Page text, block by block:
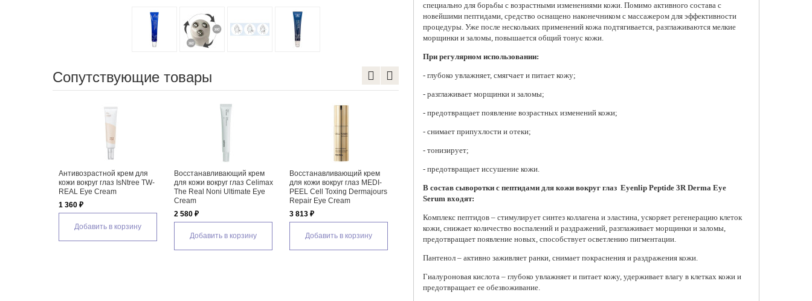
Сопутствующие товары
Антивозрастной крем для
кожи вокруг глаз IsNtree TW-
REAL Eye Cream
1 360 ₽
Добавить в корзину
Восстанавливающий крем
для кожи вокруг глаз Celimax
The Real Noni Ultimate Eye
Cream
2 580 ₽
Добавить в корзину
Восстанавливающий крем
для кожи вокруг глаз MEDI-
PEEL Cell Toxing Dermajours
Repair Eye Cream
3 813 ₽
Добавить в корзину
Антивозрастной крем для век
Medicube PDRN Pink Peptide
Eye Cream
1 720 ₽
Массажный подтягивающий
Cosmetics Cica Collagen Eye
Добавить в корзину
глаз с койевой кислотой
1 640 ₽
Добавить в корзину
специально для борьбы с возрастными изменениями кожи. Помимо активного состава с
новейшими пептидами, средство оснащено наконечником с массажером для эффективности
процедуры. Уже после нескольких применений кожа подтягивается, разглаживаются мелкие
морщинки и заломы, повышается общий тонус кожи.
При регулярном использовании:
- глубоко увлажняет, смягчает и питает кожу;
- разглаживает морщинки и заломы;
- предотвращает появление возрастных изменений кожи;
- снимает припухлости и отеки;
- тонизирует;
- предотвращает иссушение кожи.
В состав сыворотки с пептидами для кожи вокруг глаз Eyenlip Peptide 3R Derma Eye
Serum входят:
Комплекс пептидов – стимулирует синтез коллагена и эластина, ускоряет регенерацию клеток
кожи, снижает количество воспалений и раздражений, разглаживает морщинки и заломы,
предотвращает появление новых, способствует осветлению пигментации.
Пантенол – активно заживляет ранки, снимает покраснения и раздражения кожи.
Гиалуроновая кислота – глубоко увлажняет и питает кожу, удерживает влагу в клетках кожи и
предотвращает ее обезвоживание.